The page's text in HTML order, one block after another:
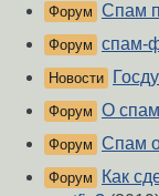
Форум Спам
Форум спам-
Новости
Форум О
Форум Спам
Форум
Как